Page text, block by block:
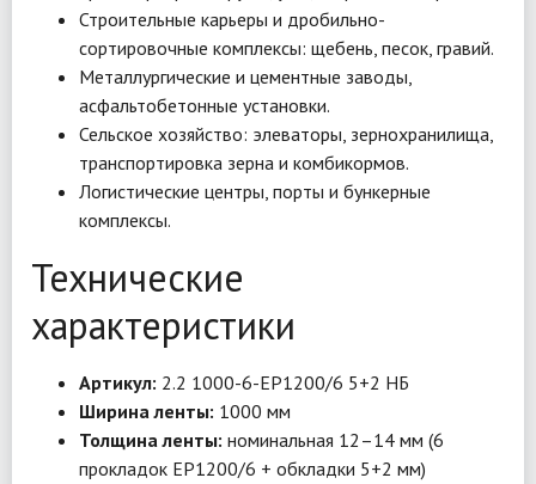
Строительные карьеры и дробильно-
сортировочные комплексы: щебень, песок, гравий.
Металлургические и цементные заводы,
асфальтобетонные установки.
Сельское хозяйство: элеваторы, зернохранилища,
транспортировка зерна и комбикормов.
Логистические центры, порты и бункерные
комплексы.
Технические
характеристики
Артикул: 2.2 1000-6-EP1200/6 5+2 НБ
Ширина ленты: 1000 мм
Толщина ленты: номинальная 12–14 мм (6
прокладок EP1200/6 + обкладки 5+2 мм)